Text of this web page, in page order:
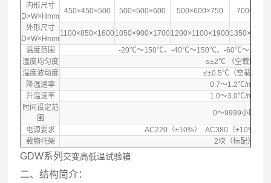
内形尺寸
D×W×Hmm
450×450×500 500×500×600 500×600×750
外形尺寸
D×W×Hmm
1100×850×16001050×900×17001200×1100×1900
温度范围
-20℃～150℃、-40℃～150℃、-60℃～150℃
温度均匀度
≤±2℃ （空载时）
温度波动度
≤±0.5℃（空载时）
降温速率
0.7～1.2℃/min
升温速率
1.0～3.0℃/min
时间设定范
围
0～9999小时
电源要求
AC220（±10%） AC380（±10%）V/
载物托架
2块（标配）
GDW系列 交变高低温试验箱
二、结构简介：